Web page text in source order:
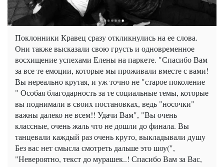
Поклонники Кравец сразу откликнулись на ее слова.
Они также высказали свою грусть и одновременное
восхищение успехами Елены на паркете. "Спасибо Вам
за все те емоции, которые мы проживали вместе с вами!
Вы нереально крутая, и уж точно не "старое поколение
" Особая благодарность за те социальные темы, которые
вы поднимали в своих постановках, ведь "носочки"
важны далеко не всем!! Удачи Вам", "Вы очень
классные, очень жаль что не дошли до финала. Вы
танцевали каждый раз очень круто, выкладывали душу
Без вас нет смысла смотреть дальше это шоу(",
"Невероятно, текст до мурашек..! Спасибо Вам за Вас,